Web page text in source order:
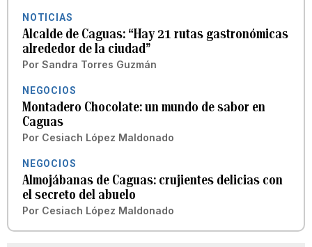
NOTICIAS
Alcalde de Caguas: “Hay 21 rutas gastronómicas
alrededor de la ciudad”
Por Sandra Torres Guzmán
NEGOCIOS
Montadero Chocolate: un mundo de sabor en
Caguas
Por Cesiach López Maldonado
NEGOCIOS
Almojábanas de Caguas: crujientes delicias con
el secreto del abuelo
Por Cesiach López Maldonado